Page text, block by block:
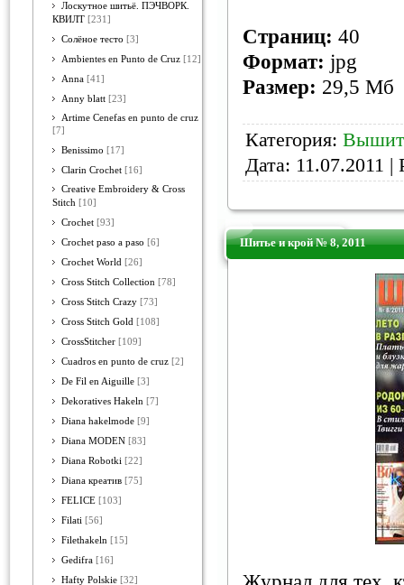
Лоскутное шитьё. ПЭЧВОРК.
КВИЛТ [231]
Солёное тесто [3]
Ambientes en Punto de Cruz [12]
Anna [41]
Anny blatt [23]
Artime Cenefas en punto de cruz
[7]
Benissimo [17]
Clarin Crochet [16]
Creative Embroidery & Cross
Stitch [10]
Crochet [93]
Crochet paso a paso [6]
Crochet World [26]
Cross Stitch Collection [78]
Cross Stitch Crazy [73]
Cross Stitch Gold [108]
CrossStitcher [109]
Cuadros en punto de cruz [2]
De Fil en Aiguille [3]
Dekoratives Hakeln [7]
Diana hakelmode [9]
Diana MODEN [83]
Diana Robotki [22]
Diana креатив [75]
FELICE [103]
Filati [56]
Filethakeln [15]
Gedifra [16]
Hafty Polskie [32]
Страниц: 40
Формат: jpg
Размер: 29,5 Мб
Категория:
Дата: 11.07.2011 |
Шитье и крой № 8, 2011